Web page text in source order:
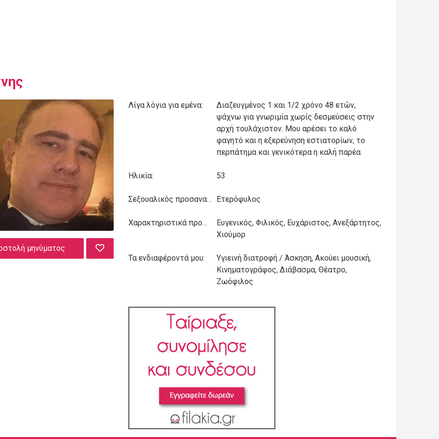
μηνύματος
Λίγα λόγια για εμένα:
Διαζευγμένος 1 και 1/2 χρόνο 48 ετών,
ψάχνω για γνωριμία χωρίς δεσμεύσεις στην
αρχή τουλάχιστον. Μου αρέσει το καλό
φαγητό και η εξερεύνηση εστιατορίων, το
περπάτημα και γενικότερα η καλή παρέα
Ηλικία: 53
Σεξουαλικός προσανατολισμός: Ετερόφυλος
Χαρακτηριστικά προσωπικότητας:
Ευγενικός, Φιλικός, Ευχάριστος, Ανεξάρτητος,
Χιούμορ
Τα ενδιαφέροντά μου:
Υγιεινή διατροφή / Άσκηση, Ακούει μουσική,
Κινηματογράφος, Διάβασμα, Θέατρο,
Ζωόφιλος